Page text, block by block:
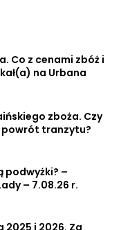
Co z cenami zbóż i
na Urbana
zboża. Czy
tranzytu?
podwyżki? –
– 7.08.26 r.